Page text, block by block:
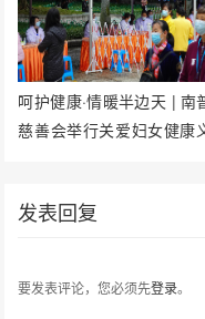
呵护健康·情暖半边天 | 南
慈善会举行关爱妇女健康
发表回复
要发表评论，您必须先登录。